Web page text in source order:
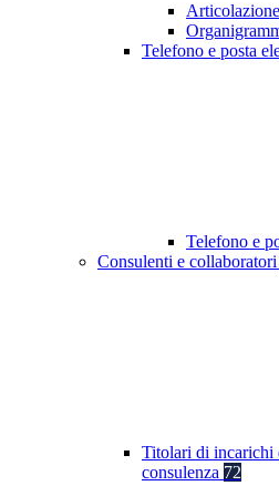
Telefono e posta
Telefono e
Consulenti e collaboratori
Titolari di incarichi
consulenza 72